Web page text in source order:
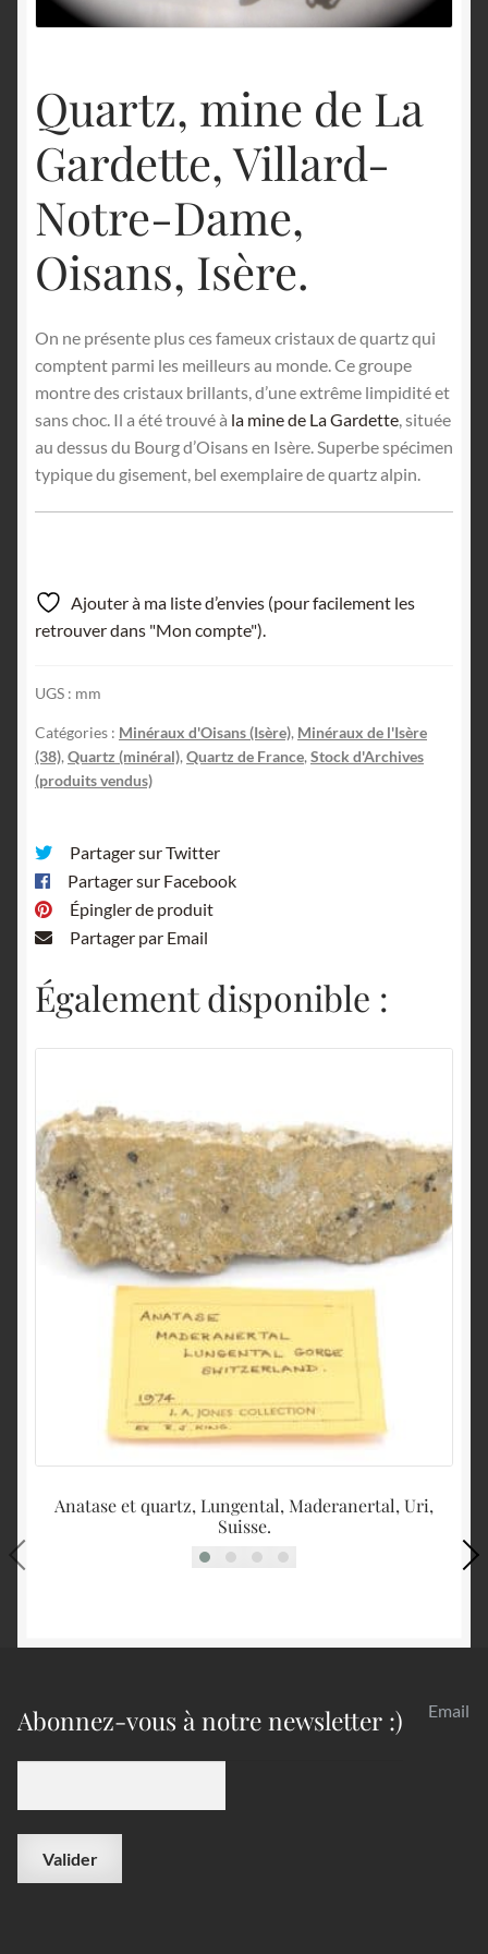
Quartz, mine de La
Gardette, Villard-
Notre-Dame,
Oisans, Isère.
On ne présente plus ces fameux cristaux de quartz qui
comptent parmi les meilleurs au monde. Ce groupe
montre des cristaux brillants, d’une extrême limpidité et
sans choc. Il a été trouvé à la mine de La Gardette , située
au dessus du Bourg d’Oisans en Isère. Superbe spécimen
typique du gisement, bel exemplaire de quartz alpin.
Ajouter à ma liste d’envies (pour facilement les
retrouver dans "Mon compte").
UGS : mm
Catégories : Minéraux d'Oisans (Isère), Minéraux de l'Isère
(38), Quartz (minéral), Quartz de France, Stock d'Archives
(produits vendus)
Partager sur Twitter
Partager sur Facebook
Épingler de produit
Partager par Email
Également disponible :
Anatase et quartz, Lungental, Maderanertal, Uri,
Suisse.
Abonnez-vous à notre newsletter :) Email